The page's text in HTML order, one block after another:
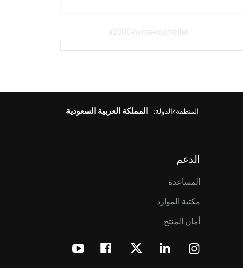
a2000-nvme-controller
المنطقة/الدولة: المملكة العربية السعودية
الدعم
المساعدة
مكتبة الموارد
أمان المنتج